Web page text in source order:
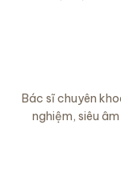
Bác sĩ chuyên
nghiệm, siêu